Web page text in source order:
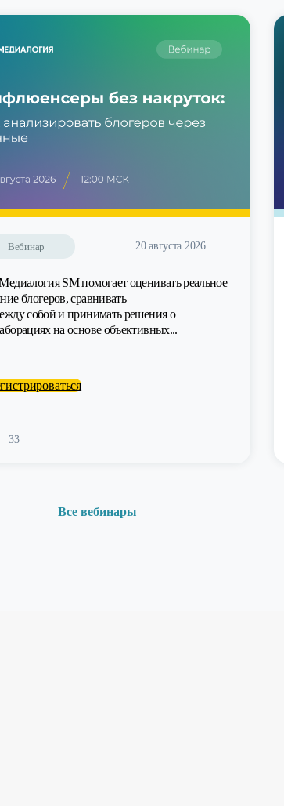
Вебинар 20 августа 2026
SM помогает оценивать реальное
блогеров, сравнивать
собой и принимать решения о
на основе объективных...
33
Все вебинары